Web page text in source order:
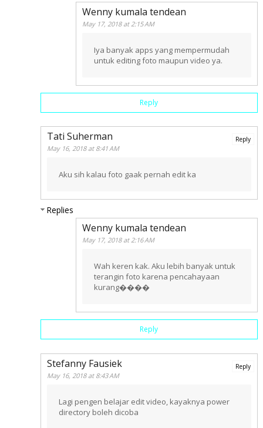
Wenny kumala tendean
May 17, 2018 at 2:15 AM
Iya banyak apps yang mempermudah
untuk editing foto maupun video ya.
Reply
Tati Suherman
May 16, 2018 at 8:41 AM
Aku sih kalau foto gaak pernah edit ka
Reply
Replies
Wenny kumala tendean
May 17, 2018 at 2:16 AM
Wah keren kak. Aku lebih banyak untuk
terangin foto karena pencahayaan
kurang����
Reply
Stefanny Fausiek
May 16, 2018 at 8:43 AM
Lagi pengen belajar edit video, kayaknya power
directory boleh dicoba
Reply